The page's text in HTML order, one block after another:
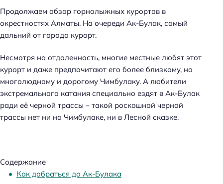
Продолжаем обзор горнолыжных курортов в
окрестностях Алматы. На очереди Ак-Булак, самый
дальний от города курорт.
Несмотря на отдаленность, многие местные любят этот
курорт и даже предпочитают его более близкому, но
многолюдному и дорогому Чимбулаку. А любители
экстремального катания специально ездят в Ак-Булак
ради её черной трассы – такой роскошной черной
трассы нет ни на Чимбулаке, ни в Лесной сказке.
Содержание
Как добраться до Ак-Булака